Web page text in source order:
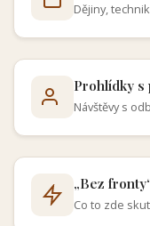
Dějiny,
Prohlídky s
Návštěvy s
„Bez
Co to zde